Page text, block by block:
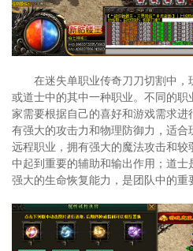
在迷失单职业传奇刀刀切割中
或道士中的其中一种职业。不同的
家需要根据自己的喜好和游戏需求
有强大的攻击力和物理防御力，适
远程职业，拥有强大的魔法攻击和
中起到重要的辅助和输出作用；道
强大的生命恢复能力，是团队中的重